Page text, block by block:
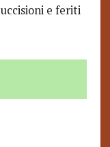
uccisioni e feriti